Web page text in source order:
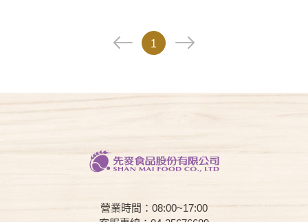
1
營業時間：08:00~17:00